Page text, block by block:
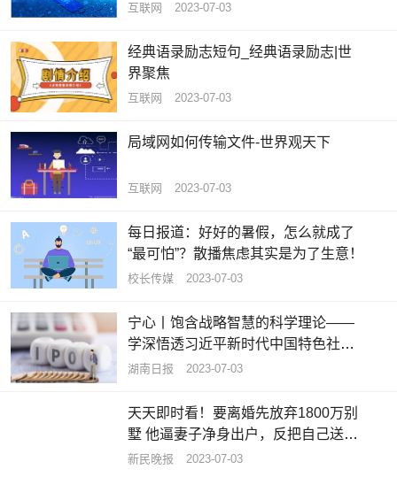
互联网 2023-07-03
经典语录励志短句_经典语录励志|世
界聚焦
互联网 2023-07-03
局域网如何传输文件-世界观天下
互联网 2023-07-03
每日报道：好好的暑假，怎么就成了
“最可怕”？散播焦虑其实是为了生意！
校长传媒 2023-07-03
宁心丨饱含战略智慧的科学理论——
学深悟透习近平新时代中国特色社会
主义思想之六 热头条
湖南日报 2023-07-03
天天即时看！要离婚先放弃1800万别
墅 他逼妻子净身出户，反把自己送进
班房
新民晚报 2023-07-03